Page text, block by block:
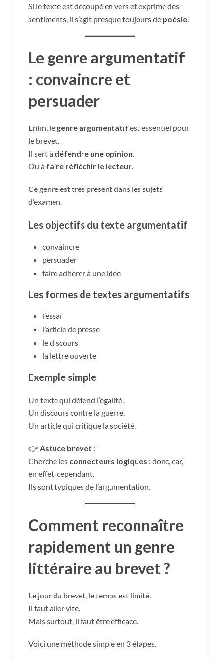
Si le texte est découpé en vers et exprime des
sentiments, il s’agit presque toujours de poésie
Le genre argumentatif
: convaincre et
persuader
Enfin, le genre argumentatif est essentiel pour
le brevet.
Il sert à défendre une opinion
Ou à faire réfléchir le lecteur
Ce genre est très présent dans les sujets
d’examen.
Les objectifs du texte argumentatif
convaincre
persuader
faire adhérer à une idée
Les formes de textes argumentatifs
l’essai
l’article de presse
le discours
la lettre ouverte
Exemple simple
Un texte qui défend l’égalité.
Un discours contre la guerre.
Un article qui critique la société.
👉 Astuce brevet :
Cherche les connecteurs logiques : donc, car,
en effet, cependant.
Ils sont typiques de l’argumentation.
Comment reconnaître
rapidement un genre
littéraire au brevet ?
Le jour du brevet, le temps est limité.
Il faut aller vite.
Mais surtout, il faut être efficace.
Voici une méthode simple en 3 étapes.